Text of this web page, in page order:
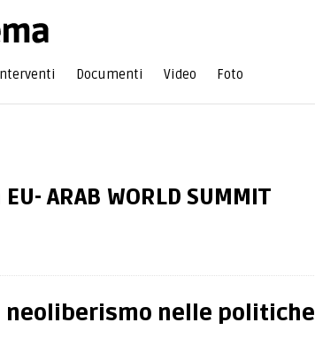
Documenti Video Foto
ARAB WORLD SUMMIT
ll neoliberismo nelle politiche